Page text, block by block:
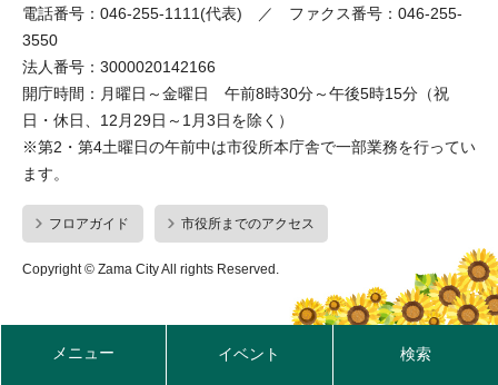
メニュー イベント 検索
電話番号：046-255-1111(代表) ／ ファクス番号：046-255-
3550
法人番号：3000020142166
開庁時間：月曜日～金曜日 午前8時30分～午後5時15分（祝
日・休日、12月29日～1月3日を除く）
※第2・第4土曜日の午前中は市役所本庁舎で一部業務を行ってい
ます。
フロアガイド 市役所までのアクセス
Copyright © Zama City All rights Reserved.